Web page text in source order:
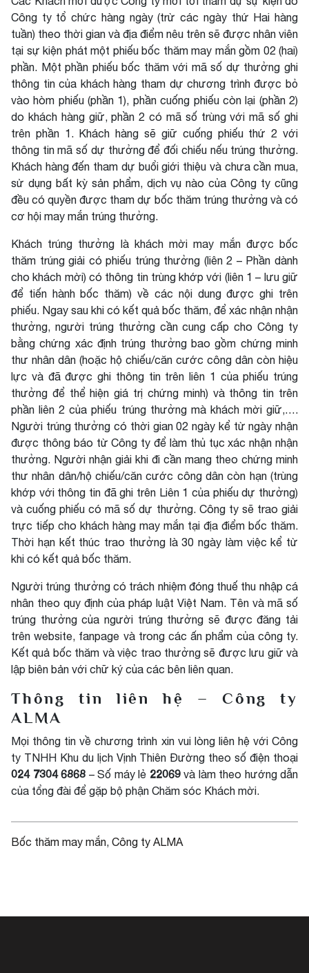
Công ty tổ chức hàng ngày (trừ các ngày thứ Hai hàng
tuần) theo thời gian và địa điểm nêu trên sẽ được nhân viên
tại sự kiện phát một phiếu bốc thăm may mắn gồm 02 (hai)
phần. Một phần phiếu bốc thăm với mã số dự thưởng ghi
thông tin của khách hàng tham dự chương trình được bỏ
vào hòm phiếu (phần 1), phần cuống phiếu còn lại (phần 2)
do khách hàng giữ, phần 2 có mã số trùng với mã số ghi
trên phần 1. Khách hàng sẽ giữ cuống phiếu thứ 2 với
thông tin mã số dự thưởng để đối chiếu nếu trúng thưởng.
Khách hàng đến tham dự buổi giới thiệu và chưa cần mua,
sử dụng bất kỳ sản phẩm, dịch vụ nào của Công ty cũng
đều có quyền được tham dự bốc thăm trúng thưởng và có
cơ hội may mắn trúng thưởng.
Khách trúng thưởng là khách mời may mắn được bốc
thăm trúng giải có phiếu trúng thưởng (liên 2 – Phần dành
cho khách mời) có thông tin trùng khớp với (liên 1 – lưu giữ
để tiến hành bốc thăm) về các nội dung được ghi trên
phiếu. Ngay sau khi có kết quả bốc thăm, để xác nhận nhận
thưởng, người trúng thưởng cần cung cấp cho Công ty
bằng chứng xác định trúng thưởng bao gồm chứng minh
thư nhân dân (hoặc hộ chiếu/căn cước công dân còn hiệu
lực và đã được ghi thông tin trên liên 1 của phiếu trúng
thưởng để thể hiện giá trị chứng minh) và thông tin trên
phần liên 2 của phiếu trúng thưởng mà khách mời giữ,….
Người trúng thưởng có thời gian 02 ngày kể từ ngày nhận
được thông báo từ Công ty để làm thủ tục xác nhận nhận
thưởng. Người nhận giải khi đi cần mang theo chứng minh
thư nhân dân/hộ chiếu/căn cước công dân còn hạn (trùng
khớp với thông tin đã ghi trên Liên 1 của phiếu dự thưởng)
và cuống phiếu có mã số dự thưởng. Công ty sẽ trao giải
trực tiếp cho khách hàng may mắn tại địa điểm bốc thăm.
Thời hạn kết thúc trao thưởng là 30 ngày làm việc kể từ
khi có kết quả bốc thăm.
Người trúng thưởng có trách nhiệm đóng thuế thu nhập cá
nhân theo quy định của pháp luật Việt Nam. Tên và mã số
trúng thưởng của người trúng thưởng sẽ được đăng tải
trên website, fanpage và trong các ấn phẩm của công ty.
Kết quả bốc thăm và việc trao thưởng sẽ được lưu giữ và
lập biên bản với chữ ký của các bên liên quan.
Thông tin liên hệ – Công ty
ALMA
Mọi thông tin về chương trình xin vui lòng liên hệ với Công
ty TNHH Khu du lịch Vịnh Thiên Đường theo số điện thoại
024 7304 6868 – Số máy lẻ 22069và làm theo hướng dẫn
của tổng đài để gặp bộ phận Chăm sóc Khách mời.
Bốc thăm may mắn, Công ty ALMA